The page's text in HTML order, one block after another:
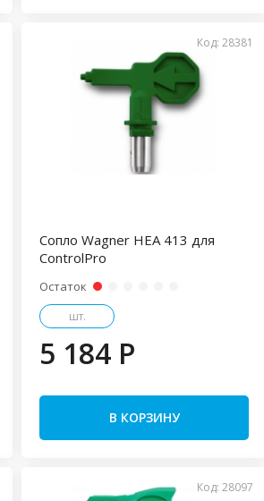
Код: 28381
Сопло Wagner HEA 413 для
ControlPro
Остаток
шт.
5 184 P
В КОРЗИНУ
Код: 28097